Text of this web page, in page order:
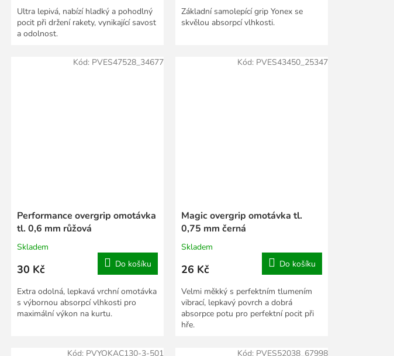
Ultra lepivá, nabízí hladký a pohodlný
pocit při držení rakety, vynikající savost
a odolnost.
Základní samolepící grip Yonex se
skvělou absorpcí vlhkosti.
Performance overgrip omotávka
tl. 0,6 mm růžová
Skladem
30 Kč Do košíku
Extra odolná, lepkavá vrchní omotávka
s výbornou absorpcí vlhkosti pro
maximální výkon na kurtu.
Kód: PVES47528_34677
Magic overgrip omotávka tl.
0,75 mm černá
Skladem
26 Kč Do košíku
Velmi měkký s perfektním tlumením
vibrací, lepkavý povrch a dobrá
absorpce potu pro perfektní pocit při
hře.
Kód: PVES43450_25347
Kód: PVYOKAC130-3-501 Kód: PVES52038_67998